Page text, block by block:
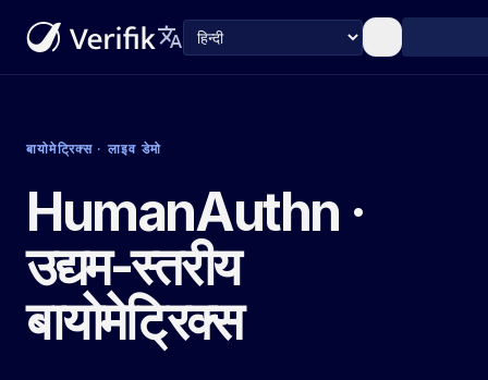
भाषा
translate
बायोमेट्रिक्स · लाइव डेमो
HumanAuthn ·
उद्यम-स्तरीय
बायोमेट्रिक्स